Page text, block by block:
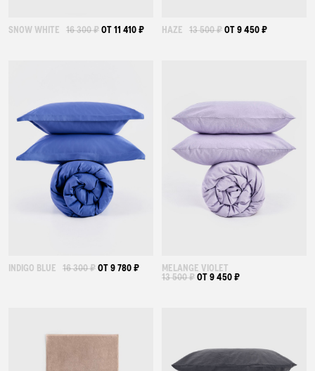
SNOW WHITE 16 300 ₽ОТ 11 410 ₽ HAZE 13 500 ₽ОТ 9 450 ₽
INDIGO BLUE 16 300 ₽ОТ 9 780 ₽ MELANGE VIOLET
13 500 ₽ОТ 9 450 ₽